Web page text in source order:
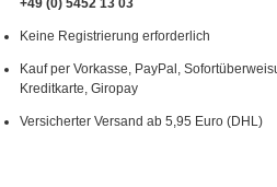
Keine Registrierung erforderlich
Kauf per Vorkasse, PayPal,
Kreditkarte, Giropay
Versicherter Versand ab 5,95 Euro (DHL)